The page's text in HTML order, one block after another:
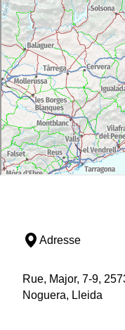
Adresse
Rue, Major, 7-9,
Noguera, Lleida